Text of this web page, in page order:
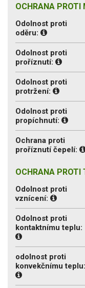
OCHRANA PROTI
Odolnost proti
oděru:
Odolnost proti
proříznutí:
Odolnost proti
protržení:
Odolnost proti
propíchnutí:
Ochrana proti
proříznutí čepelí:
OCHRANA PROTI
Odolnost proti
vznícení:
Odolnost proti
kontaktnímu teplu:
odolnost proti
konvekčnímu teplu: